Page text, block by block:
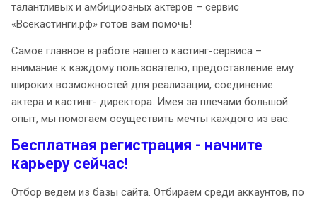
талантливых и амбициозных актеров – сервис
«Всекастинги.рф» готов вам помочь!
Самое главное в работе нашего кастинг-сервиса –
внимание к каждому пользователю, предоставление ему
широких возможностей для реализации, соединение
актера и кастинг- директора. Имея за плечами большой
опыт, мы помогаем осуществить мечты каждого из вас.
Бесплатная регистрация - начните
карьеру сейчас!
Отбор ведем из базы сайта. Отбираем среди аккаунтов, по